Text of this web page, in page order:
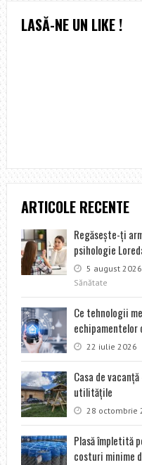
LASĂ-NE UN LIKE !
ARTICOLE RECENTE
Regăseşte-ţi
psihologie
5 august 2026
Sănătate
Ce tehnologii
22 iulie 2026
Casa de
utilităţile
28 octombrie
Plasă împletită
costuri minime